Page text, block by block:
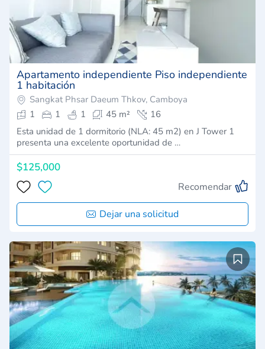
Apartamento independiente Piso independiente
1 habitación
Sangkat Phsar Daeum Thkov, Camboya
1
1 1 45 m²
16
Esta unidad de 1 dormitorio (NLA: 45 m2) en J Tower 1
presenta una excelente oportunidad de …
$125,000
Recomendar
Dejar una solicitud